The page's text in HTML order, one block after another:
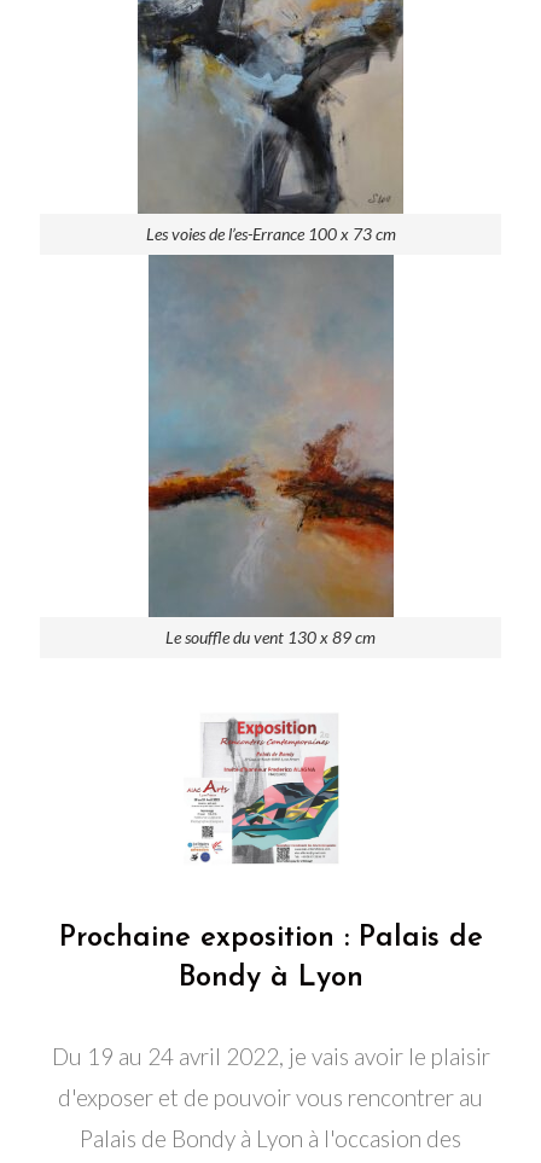
Les voies de l’es-Errance 100 x 73 cm
Le souffle du vent 130 x 89 cm
Prochaine exposition : Palais de
Bondy à Lyon
Du 19 au 24 avril 2022, je vais avoir le plaisir
d'exposer et de pouvoir vous rencontrer au
Palais de Bondy à Lyon à l'occasion des